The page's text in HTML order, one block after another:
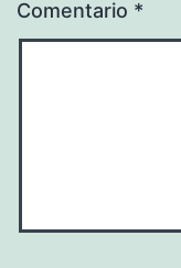
Comentario *